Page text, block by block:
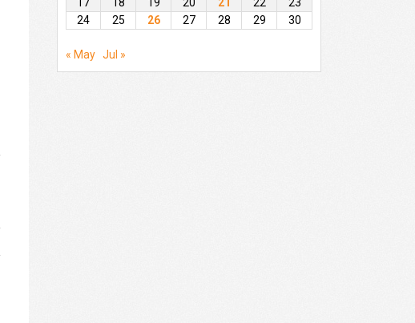
24
25 26 27 28 29 30
« May Jul »